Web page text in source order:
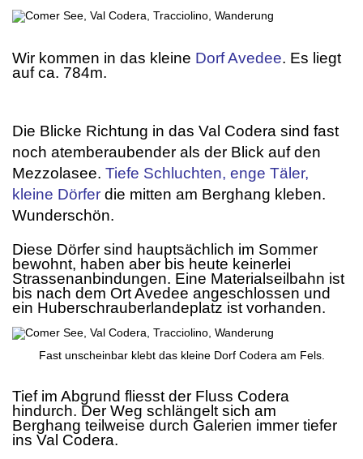
Wir kommen in das kleine Dorf Avedee. Es liegt
auf ca. 784m.
Die Blicke Richtung in das Val Codera sind fast
noch atemberaubender als der Blick auf den
Mezzolasee. Tiefe Schluchten, enge Täler,
kleine Dörfer die mitten am Berghang kleben.
Wunderschön.
Diese Dörfer sind hauptsächlich im Sommer
bewohnt, haben aber bis heute keinerlei
Strassenanbindungen. Eine Materialseilbahn ist
bis nach dem Ort Avedee angeschlossen und
ein Huberschrauberlandeplatz ist vorhanden.
Fast unscheinbar klebt das kleine Dorf Codera am Fels.
Tief im Abgrund fliesst der Fluss Codera
hindurch. Der Weg schlängelt sich am
Berghang teilweise durch Galerien immer tiefer
ins Val Codera.